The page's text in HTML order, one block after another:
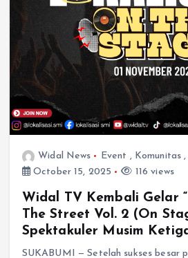
Widal News Event , Komunitas ,
October 15, 2025
116 views
Widal TV Kembali Gelar
The Street Vol. 2 (On
Spektakuler Musim
SUKABUMI — Setelah sukses besar